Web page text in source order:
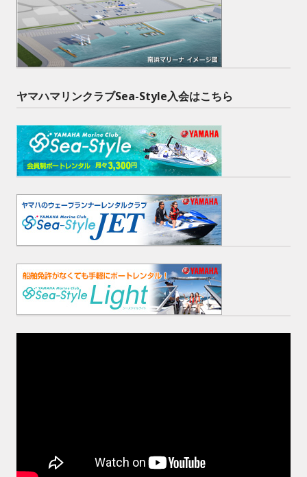
ヤマハマリンクラブSea-Style入会はこちら